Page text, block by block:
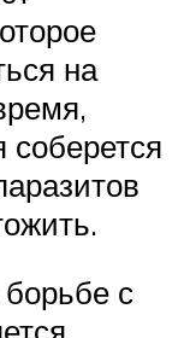
на
соберется
с